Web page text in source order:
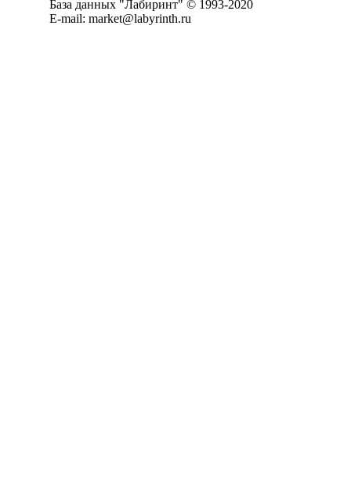
База данных "Лабиринт" © 1993-2020
E-mail: market@labyrinth.ru